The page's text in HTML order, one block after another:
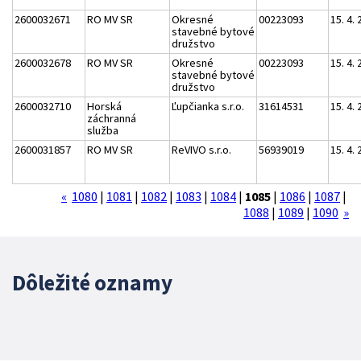
2600032671 RO MV SR
Okresné
stavebné bytové
družstvo
00223093 15. 4.
2600032678 RO MV SR
Okresné
stavebné bytové
družstvo
00223093 15. 4.
2600032710
Horská
záchranná
služba
Ľupčianka s.r.o. 31614531 15. 4.
2600031857 RO MV SR ReVIVO s.r.o. 56939019 15. 4.
« 1080 | 1081 | 1082 | 1083 | 1084 | 1085 | 1086 | 1087 |
1088 | 1089 | 1090 »
Dôležité oznamy